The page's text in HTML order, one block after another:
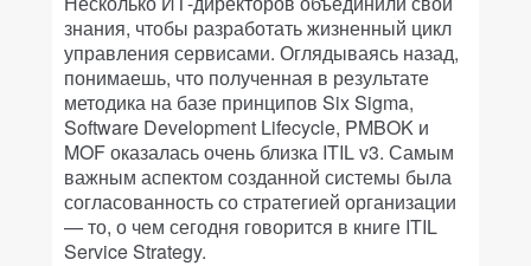
знания, чтобы разработать жизненный цикл
управления сервисами. Оглядываясь назад,
понимаешь, что полученная в результате
методика на базе принципов Six Sigma,
Software Development Lifecycle, PMBOK и
MOF оказалась очень близка ITIL v3. Самым
важным аспектом созданной системы была
согласованность со стратегией организации
— то, о чем сегодня говорится в книге ITIL
Service Strategy.